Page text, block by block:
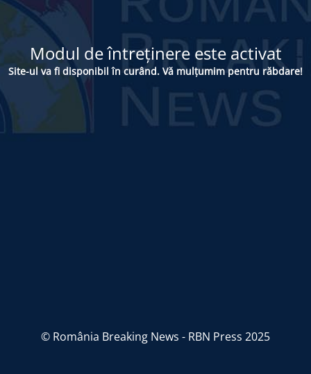
Modul de întreținere este activat
Site-ul va fi disponibil în curând. Vă mulțumim pentru răbdare!
© România Breaking News - RBN Press 2025